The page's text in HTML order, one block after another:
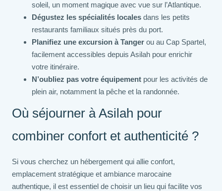
soleil, un moment magique avec vue sur l’Atlantique.
Dégustez les spécialités locales dans les petits
restaurants familiaux situés près du port.
Planifiez une excursion à Tanger ou au Cap Spartel,
facilement accessibles depuis Asilah pour enrichir
votre itinéraire.
N’oubliez pas votre équipement pour les activités de
plein air, notamment la pêche et la randonnée.
Où séjourner à Asilah pour
combiner confort et authenticité ?
Si vous cherchez un hébergement qui allie confort,
emplacement stratégique et ambiance marocaine
authentique, il est essentiel de choisir un lieu qui facilite vos